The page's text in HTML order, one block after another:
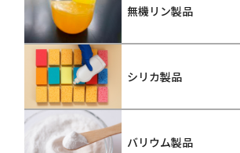
無機リン製品
シリカ製品
バリウム製品